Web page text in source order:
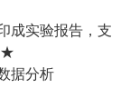
成实验报告，支
★
据分析